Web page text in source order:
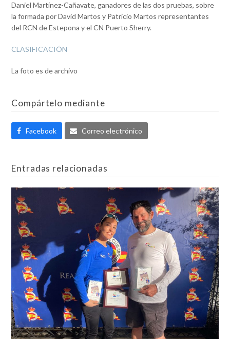
Daniel Martínez-Cañavate, ganadores de las dos pruebas, sobre
la formada por David Martos y Patricio Martos representantes
del RCN de Estepona y el CN Puerto Sherry.
CLASIFICACIÓN
La foto es de archivo
Compártelo mediante
Facebook Correo electrónico
Entradas relacionadas